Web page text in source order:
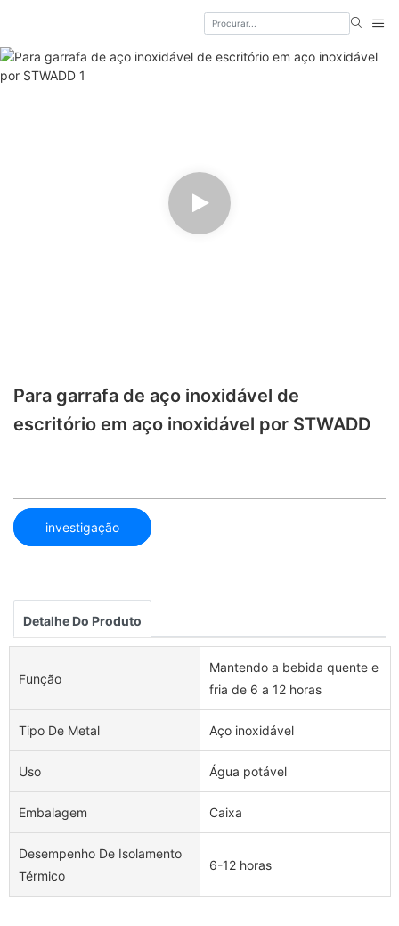
Para garrafa de aço inoxidável de
escritório em aço inoxidável por STWADD
investigação
Detalhe Do Produto
Função
Mantendo a bebida quente e
fria de 6 a 12 horas
Tipo De Metal Aço inoxidável
Uso Água potável
Embalagem Caixa
Desempenho De Isolamento
Térmico
6-12 horas